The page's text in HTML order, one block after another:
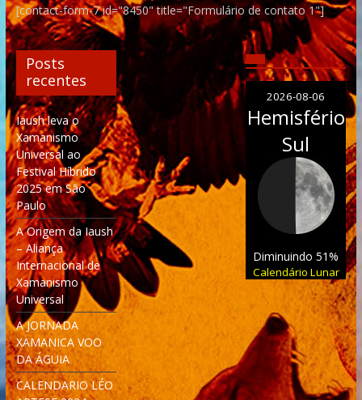
[contact-form-7 id="8450" title="Formulário de contato 1"]
Posts
recentes
Iaush leva o
Xamanismo
Universal ao
Festival Híbrido
2025 em São
Paulo
A Origem da Iaush
– Aliança
Internacional de
Xamanismo
Universal
A JORNADA
XAMANICA VOO
DA ÁGUIA
CALENDARIO LÉO
2026-08-06
Hemisfério
Sul
Diminuindo 51%
Calendário Lunar